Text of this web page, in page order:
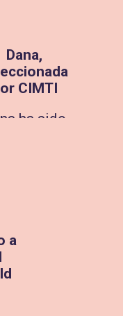
Dana,
CIMTI
ha sido
por
con el
a